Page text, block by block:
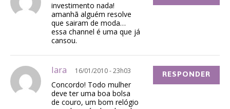
investimento nada!
amanhã alguém resolve
que sairam de moda…
essa channel é uma que já
cansou.
Iara 16/01/2010 - 23h03
Concordo! Todo mulher
deve ter uma boa bolsa
de couro, um bom relógio
RESPONDER